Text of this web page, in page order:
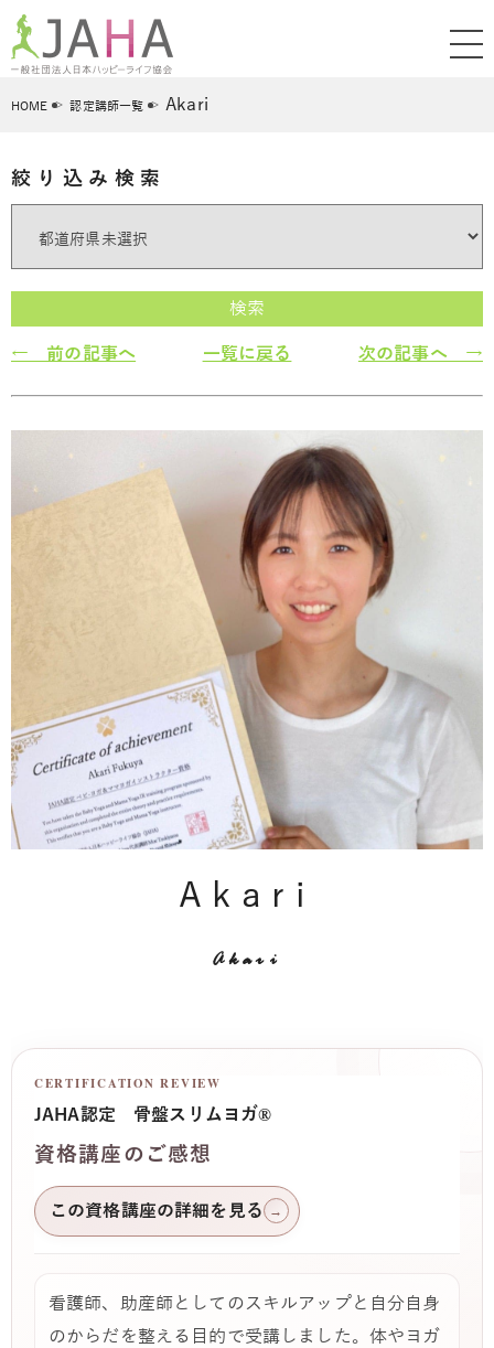
HOME 認定講師一覧 Akari
絞り込み検索
検索
← 前の記事へ 一覧に戻る 次の記事へ →
Akari
Akari
CERTIFICATION REVIEW
JAHA認定 骨盤スリムヨガ®
資格講座のご感想
この資格講座の詳細を見る →
看護師、助産師としてのスキルアップと自分自身
のからだを整える目的で受講しました。体やヨガ